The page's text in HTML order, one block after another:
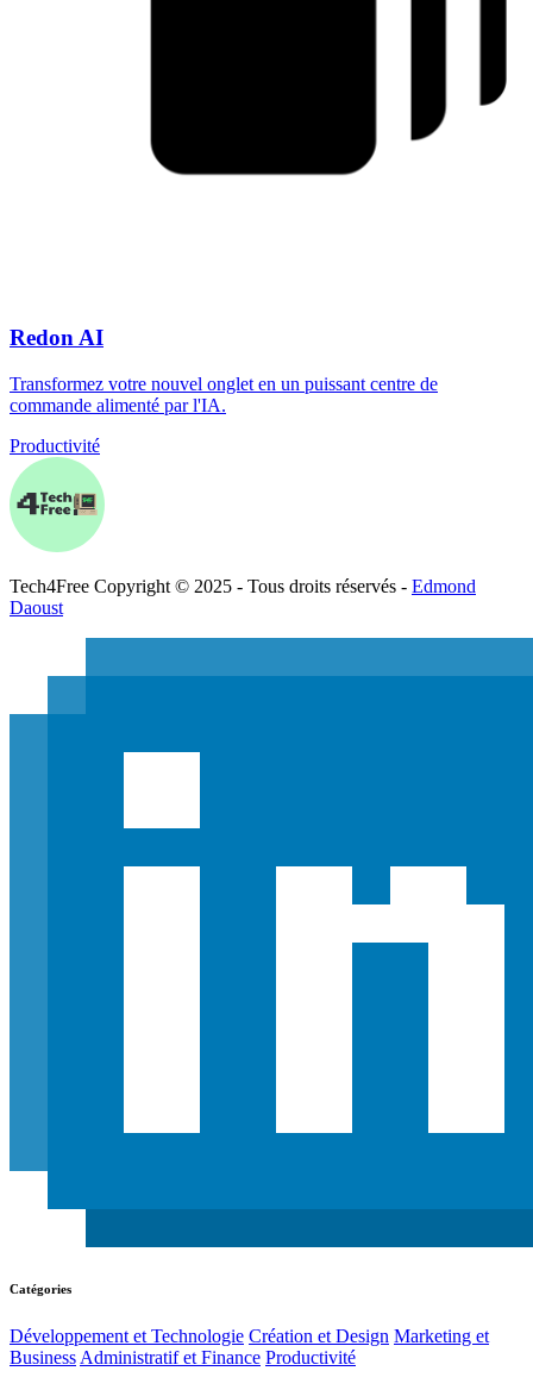
Redon AI
Transformez votre nouvel onglet en un puissant centre de
commande alimenté par l'IA.
Productivité
Tech4Free Copyright © 2025 - Tous droits réservés - Edmond
Daoust
Catégories
Développement et Technologie Création et Design Marketing et
Business Administratif et Finance Productivité